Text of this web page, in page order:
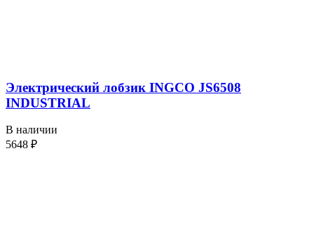
Электрический лобзик INGCO JS6508
INDUSTRIAL
В наличии
5648 ₽